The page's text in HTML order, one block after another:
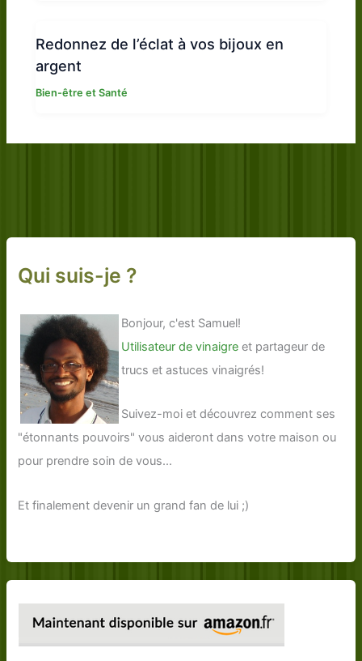
Redonnez de l’éclat à vos bijoux en
argent
Bien-être et Santé
Qui suis-je ?
Bonjour, c'est Samuel!
Utilisateur de vinaigre et partageur de
trucs et astuces vinaigrés!
Suivez-moi et découvrez comment ses
"étonnants pouvoirs" vous aideront dans votre maison ou
pour prendre soin de vous...
Et finalement devenir un grand fan de lui ;)